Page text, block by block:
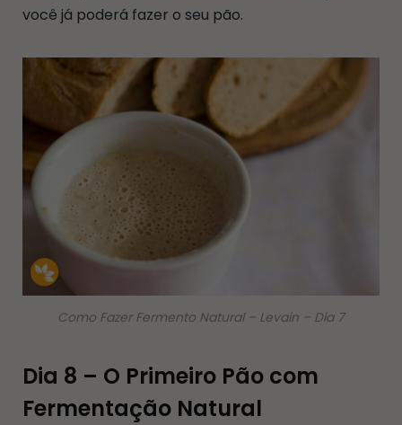
você já poderá fazer o seu pão.
Como Fazer Fermento Natural – Levain – Dia 7
Dia 8 – O Primeiro Pão com
Fermentação Natural